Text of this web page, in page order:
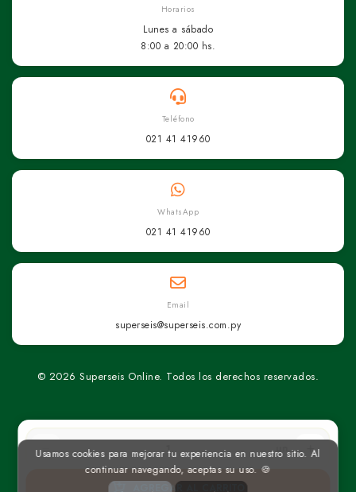
un
AGREGAR AL CARRITO
Horarios
Lunes a sábado
8:00 a 20:00 hs.
Teléfono
021 41 41960
WhatsApp
021 41 41960
Email
superseis@superseis.com.py
© 2026 Superseis Online. Todos los derechos reservados.
Usamos cookies para mejorar tu experiencia en nuestro sitio. Al
continuar navegando, aceptas su uso. 🍪